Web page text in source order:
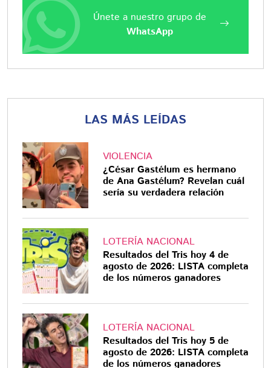
Únete a nuestro grupo de
WhatsApp
LAS MÁS LEÍDAS
VIOLENCIA
¿César Gastélum es hermano
de Ana Gastélum? Revelan cuál
sería su verdadera relación
LOTERÍA NACIONAL
Resultados del Tris hoy 4 de
agosto de 2026: LISTA completa
de los números ganadores
LOTERÍA NACIONAL
Resultados del Tris hoy 5 de
agosto de 2026: LISTA completa
de los números ganadores